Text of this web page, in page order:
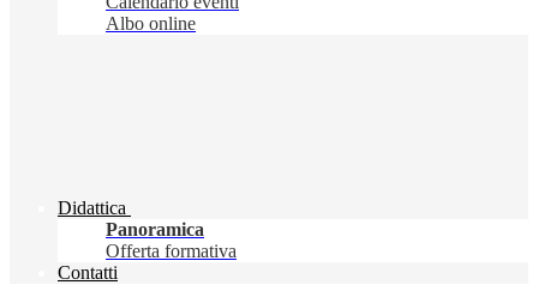
Albo online
Didattica
Panoramica
Offerta formativa
Contatti